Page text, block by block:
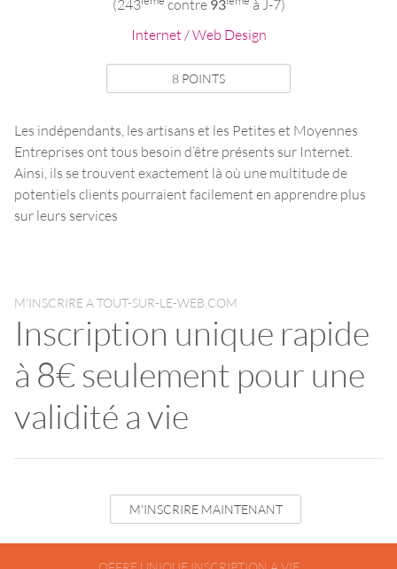
(243
contre 93
à J-7)
Internet / Web Design
8 POINTS
Les indépendants, les artisans et les Petites et Moyennes
Entreprises ont tous besoin d’être présents sur Internet.
Ainsi, ils se trouvent exactement là où une multitude de
potentiels clients pourraient facilement en apprendre plus
sur leurs services
M'INSCRIRE A TOUT-SUR-LE-WEB.COM
Inscription unique rapide
à 8€ seulement pour une
validité a vie
M'INSCRIRE MAINTENANT